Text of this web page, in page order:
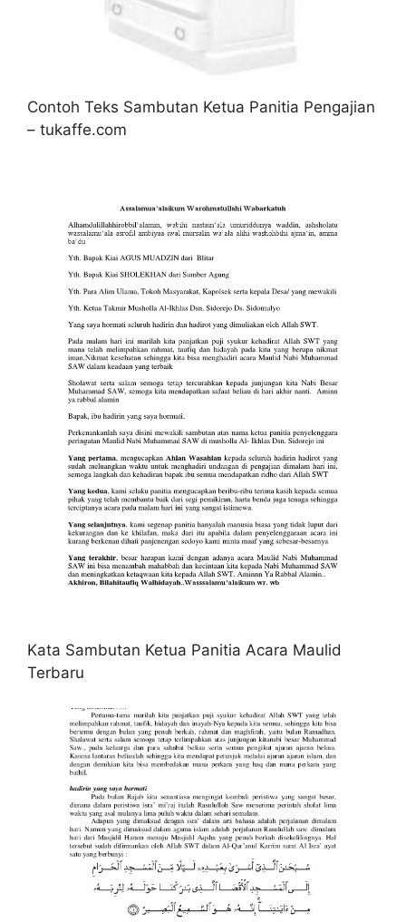
Contoh Teks Sambutan Ketua Panitia Pengajian
– tukaffe.com
Kata Sambutan Ketua Panitia Acara Maulid
Terbaru